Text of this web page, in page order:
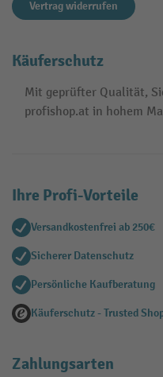
Vertrag widerrufen
Käuferschutz
Mit geprüfter Qualität,
profishop.at in hohem
Ihre Profi-Vorteile
Versandkostenfrei ab 250€
Sicherer Datenschutz
Persönliche Kaufberatung
Käuferschutz - Trusted
Zahlungsarten